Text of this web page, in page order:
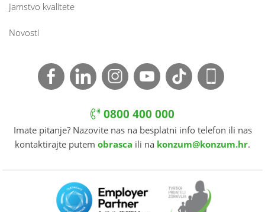
Jamstvo kvalitete
Novosti
0800 400 000
Imate pitanje? Nazovite nas na besplatni info telefon ili nas
kontaktirajte putem obrasca ili na konzum@konzum.hr.